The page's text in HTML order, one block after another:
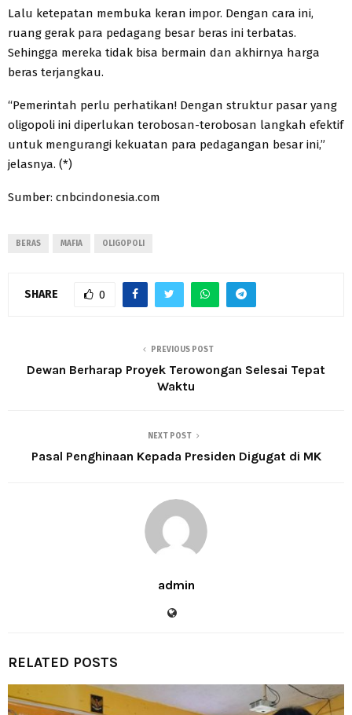
Lalu ketepatan membuka keran impor. Dengan cara ini,
ruang gerak para pedagang besar beras ini terbatas.
Sehingga mereka tidak bisa bermain dan akhirnya harga
beras terjangkau.
“Pemerintah perlu perhatikan! Dengan struktur pasar yang
oligopoli ini diperlukan terobosan-terobosan langkah efektif
untuk mengurangi kekuatan para pedagangan besar ini,”
jelasnya. (*)
Sumber: cnbcindonesia.com
BERAS MAFIA OLIGOPOLI
SHARE 0
PREVIOUS POST
Dewan Berharap Proyek Terowongan Selesai Tepat
Waktu
NEXT POST
Pasal Penghinaan Kepada Presiden Digugat di MK
admin
RELATED POSTS